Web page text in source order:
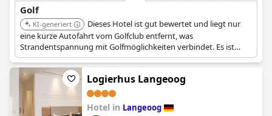
Golf
KI-generiert
Dieses Hotel ist gut bewertet und liegt nur
eine kurze Autofahrt vom Golfclub entfernt, was
Strandentspannung mit Golfmöglichkeiten verbindet. Es ist
auch ein günstiges Hotel.
Logierhus Langeoog
Hotel in Langeoog